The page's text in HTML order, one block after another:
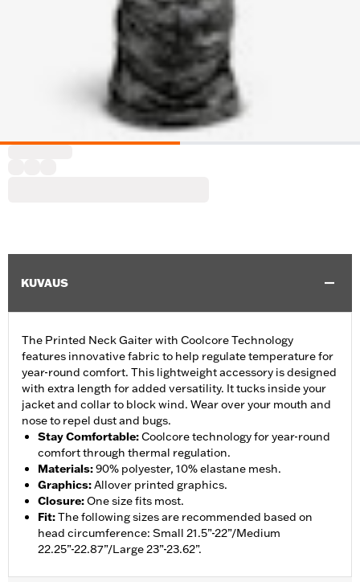
KUVAUS
The Printed Neck Gaiter with Coolcore Technology
features innovative fabric to help regulate temperature for
year-round comfort. This lightweight accessory is designed
with extra length for added versatility. It tucks inside your
jacket and collar to block wind. Wear over your mouth and
nose to repel dust and bugs.
Stay Comfortable:Coolcore technology for year-round
comfort through thermal regulation.
Materials:90% polyester, 10% elastane mesh.
Graphics:Allover printed graphics.
Closure:One size fits most.
Fit:The following sizes are recommended based on
head circumference: Small 21.5”-22”/Medium
22.25”-22.87”/Large 23”-23.62”.